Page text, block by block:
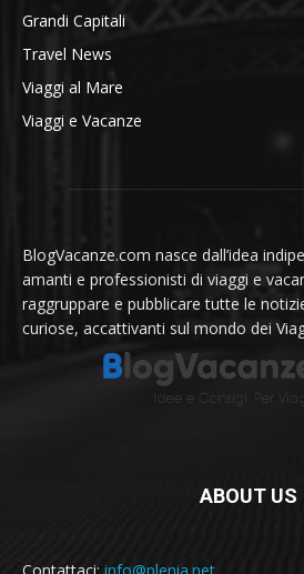
Grandi Capitali
Travel News
Viaggi al Mare
Viaggi e Vacanze
BlogVacanze.com nasce dall’idea
amanti e professionisti di viaggi e
raggruppare e pubblicare tutte le
curiose, accattivanti sul mondo dei
ABOUT US